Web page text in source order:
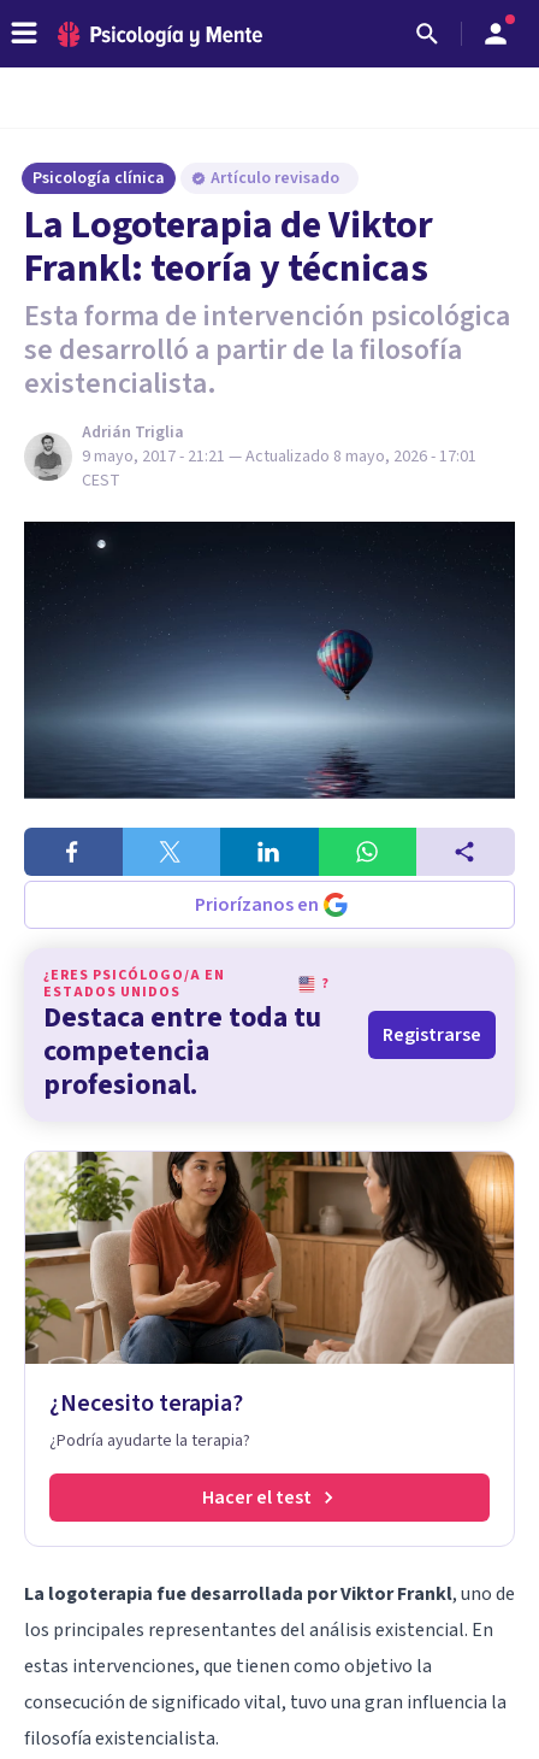
Psicología clínica Artículo revisado
La Logoterapia de Viktor
Frankl: teoría y técnicas
Esta forma de intervención psicológica
se desarrolló a partir de la filosofía
existencialista.
Adrián Triglia
9 mayo, 2017 - 21:21 — Actualizado 8 mayo, 2026 - 17:01
CEST
Priorízanos en
¿ERES PSICÓLOGO/A EN
ESTADOS UNIDOS
?
Destaca entre toda tu
competencia
profesional.
Registrarse
¿Necesito terapia?
¿Podría ayudarte la terapia?
Hacer el test
La logoterapia fue desarrollada por Viktor Frankl, uno de
los principales representantes del análisis existencial. En
estas intervenciones, que tienen como objetivo la
consecución de significado vital, tuvo una gran influencia la
filosofía existencialista.